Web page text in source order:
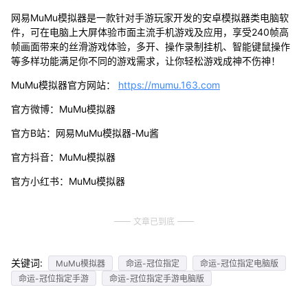
网易MuMu模拟器是一款针对手游玩家开发的安卓模拟器类电脑软
件，可在电脑上大屏体验市面主流手机游戏及应用，享受240帧高
帧画面带来的丝滑游戏体验，多开、操作录制挂机、智能键鼠操作
等多样功能满足你不同的游戏需求，让你轻松游戏成神不伤神！
MuMu模拟器官方网站： https://mumu.163.com
官方微博：MuMu模拟器
官方B站：网易MuMu模拟器-Mu酱
官方抖音：MuMu模拟器
官方小红书：MuMu模拟器
文章已到底
关键词: MuMu模拟器 命运-冠位指定
命运-冠位指定电脑版
命运-冠位指定手游
命运-冠位指定手游电脑版